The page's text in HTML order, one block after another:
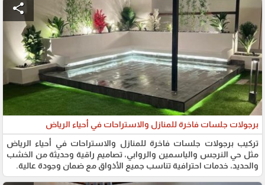
share
برجولات جلسات فاخرة للمنازل والاستراحات في أحياء الرياض
تركيب برجولات جلسات فاخرة للمنازل والاستراحات في أحياء الرياض
مثل حي النرجس والياسمين والروابي، تصاميم راقية وحديثة من الخشب
والحديد، خدمات احترافية تناسب جميع الأذواق مع ضمان وجودة عالية.